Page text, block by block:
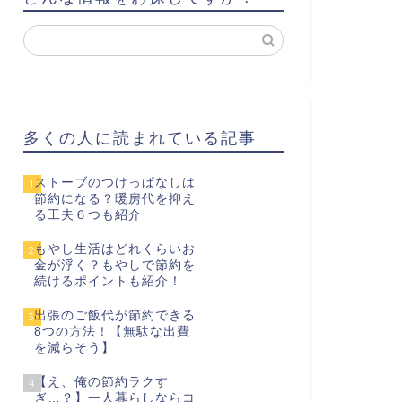
多くの人に読まれている記事
1 ストーブのつけっぱなしは
節約になる？暖房代を抑え
る工夫６つも紹介
2もやし生活はどれくらいお
金が浮く？もやしで節約を
続けるポイントも紹介！
3出張のご飯代が節約できる
8つの方法！【無駄な出費
を減らそう】
4【え、俺の節約ラクす
ぎ…？】一人暮らしならコ